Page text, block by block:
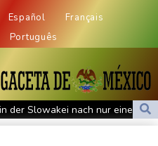
Español
Français
Português
der Slowakei nach nur einem